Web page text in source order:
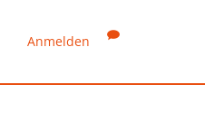
Anmelden